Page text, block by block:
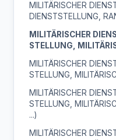
MILITÄRISCHER
DIENSTSTELLUNG,
MILITÄRISCHER
STELLUNG,
MILITÄRISCHER
STELLUNG,
MILITÄRISCHER
STELLUNG,
...)
MILITÄRISCHER